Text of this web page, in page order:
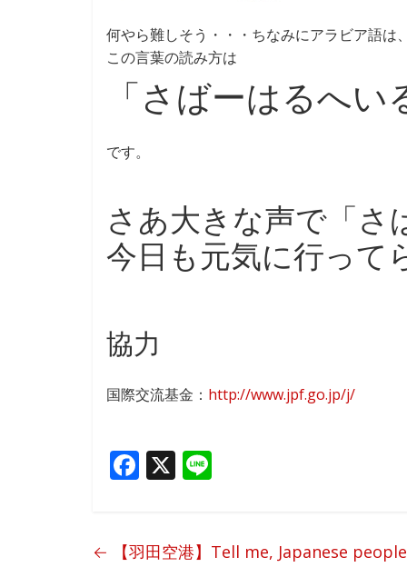
何やら難しそう・・・ちなみにアラビア語は
この言葉の読み方は
「さばーはるへい
です。
さあ大きな声で「さ
今日も元気に行って
協力
国際交流基金： http://www.jpf.go.jp/j/
F
b
X
← 【羽田空港】Tell me, Japanese